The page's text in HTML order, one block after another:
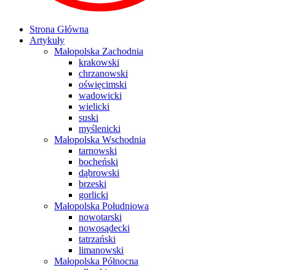
Strona Główna
Artykuły
Małopolska Zachodnia
krakowski
chrzanowski
oświęcimski
wadowicki
wielicki
suski
myślenicki
Małopolska Wschodnia
tarnowski
bocheński
dąbrowski
brzeski
gorlicki
Małopolska Południowa
nowotarski
nowosądecki
tatrzański
limanowski
Małopolska Północna